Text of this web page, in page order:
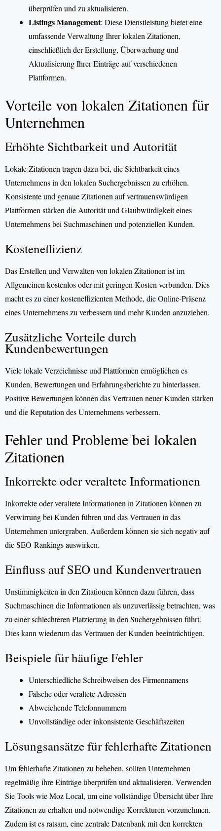
überprüfen und zu aktualisieren.
Listings Management: Diese Dienstleistung bietet eine
umfassende Verwaltung Ihrer lokalen Zitationen,
einschließlich der Erstellung, Überwachung und
Aktualisierung Ihrer Einträge auf verschiedenen
Plattformen.
Vorteile von lokalen Zitationen für
Unternehmen
Erhöhte Sichtbarkeit und Autorität
Lokale Zitationen tragen dazu bei, die Sichtbarkeit eines
Unternehmens in den lokalen Suchergebnissen zu erhöhen.
Konsistente und genaue Zitationen auf vertrauenswürdigen
Plattformen stärken die Autorität und Glaubwürdigkeit eines
Unternehmens bei Suchmaschinen und potenziellen Kunden.
Kosteneffizienz
Das Erstellen und Verwalten von lokalen Zitationen ist im
Allgemeinen kostenlos oder mit geringen Kosten verbunden. Dies
macht es zu einer kosteneffizienten Methode, die Online-Präsenz
eines Unternehmens zu verbessern und mehr Kunden anzuziehen.
Zusätzliche Vorteile durch
Kundenbewertungen
Viele lokale Verzeichnisse und Plattformen ermöglichen es
Kunden, Bewertungen und Erfahrungsberichte zu hinterlassen.
Positive Bewertungen können das Vertrauen neuer Kunden stärken
und die Reputation des Unternehmens verbessern.
Fehler und Probleme bei lokalen
Zitationen
Inkorrekte oder veraltete Informationen
Inkorrekte oder veraltete Informationen in Zitationen können zu
Verwirrung bei Kunden führen und das Vertrauen in das
Unternehmen untergraben. Außerdem können sie sich negativ auf
die SEO-Rankings auswirken.
Einfluss auf SEO und Kundenvertrauen
Unstimmigkeiten in den Zitationen können dazu führen, dass
Suchmaschinen die Informationen als unzuverlässig betrachten, was
zu einer schlechteren Platzierung in den Suchergebnissen führt.
Dies kann wiederum das Vertrauen der Kunden beeinträchtigen.
Beispiele für häufige Fehler
Unterschiedliche Schreibweisen des Firmennamens
Falsche oder veraltete Adressen
Abweichende Telefonnummern
Unvollständige oder inkonsistente Geschäftszeiten
Lösungsansätze für fehlerhafte Zitationen
Um fehlerhafte Zitationen zu beheben, sollten Unternehmen
regelmäßig ihre Einträge überprüfen und aktualisieren. Verwenden
Sie Tools wie Moz Local, um eine vollständige Übersicht über Ihre
Zitationen zu erhalten und notwendige Korrekturen vorzunehmen.
Zudem ist es ratsam, eine zentrale Datenbank mit den korrekten